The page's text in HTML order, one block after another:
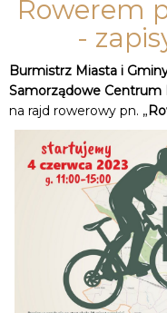
Rowerem
-
Burmistrz Miasta i
Samorządowe Centrum
na rajd rowerowy pn. „